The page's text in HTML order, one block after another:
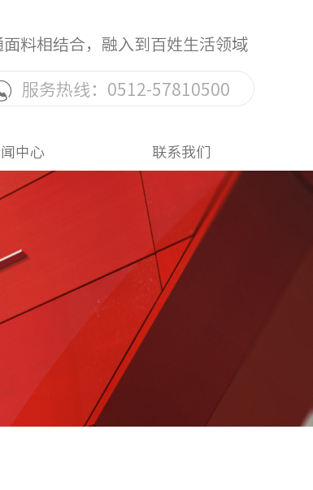
料相结合，融入到百姓生活领域
服务热线：0512-57810500
中心 联系我们